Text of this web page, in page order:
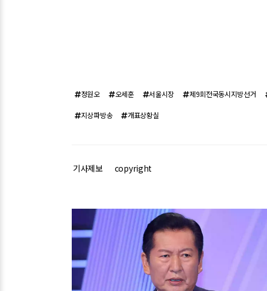
정원오 오세훈 서울시장 제9회전국동시지방선거
지상파방송 개표상황실
기사제보 copyright
관련기사